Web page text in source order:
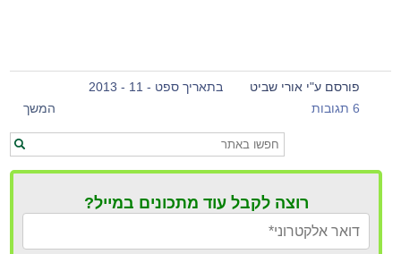
פורסם ע"י אורי שביט
בתאריך ספט - 11 - 2013
6 תגובות
המשך
רוצה לקבל עוד מתכונים במייל?